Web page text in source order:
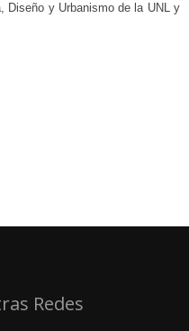
Diseño y Urbanismo de la UNL y
Redes